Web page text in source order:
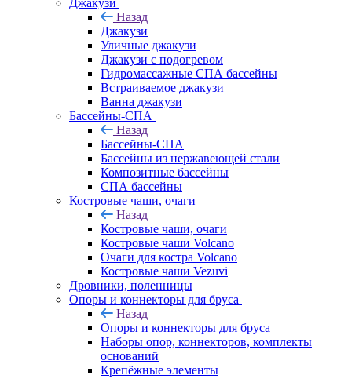
Джакузи
Назад
Джакузи
Уличные джакузи
Джакузи с подогревом
Гидромассажные СПА бассейны
Встраиваемое джакузи
Ванна джакузи
Бассейны-СПА
Назад
Бассейны-СПА
Бассейны из нержавеющей стали
Композитные бассейны
СПА бассейны
Костровые чаши, очаги
Назад
Костровые чаши, очаги
Костровые чаши Volcano
Очаги для костра Volcano
Костровые чаши Vezuvi
Дровники, поленницы
Опоры и коннекторы для бруса
Назад
Опоры и коннекторы для бруса
Наборы опор, коннекторов, комплекты
оснований
Крепёжные элементы